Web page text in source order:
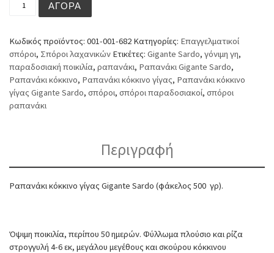
ΑΓΟΡΆ
Κωδικός προϊόντος: 001-001-682 Κατηγορίες: Επαγγελματικοί
σπόροι, Σπόροι λαχανικών Ετικέτες: Gigante Sardo, γόνιμη γη,
παραδοσιακή ποικιλία, ραπανάκι, Ραπανάκι Gigante Sardo,
Ραπανάκι κόκκινο, Ραπανάκι κόκκινο γίγας, Ραπανάκι κόκκινο
γίγας Gigante Sardo, σπόροι, σπόροι παραδοσιακοί, σπόροι
ραπανάκι
Περιγραφή
Ραπανάκι κόκκινο γίγας Gigante Sardo (φάκελος 500 γρ).
Όψιμη ποικιλία, περίπου 50 ημερών. Φύλλωμα πλούσιο και ρίζα
στρογγυλή 4-6 εκ, μεγάλου μεγέθους και σκούρου κόκκινου